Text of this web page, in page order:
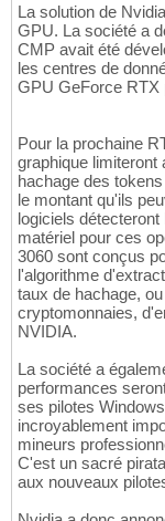
La solution de
GPU. La société a
CMP avait été
les centres de
GPU GeForce RTX
Pour la prochaine
graphique limiteront
hachage des
le montant qu'ils
logiciels
matériel pour ces
3060 sont conçus
l'algorithme
taux de hachage,
cryptomonnaies,
NVIDIA.
La société a
performances
ses pilotes
incroyablement
mineurs
C'est un sacré
aux nouveaux